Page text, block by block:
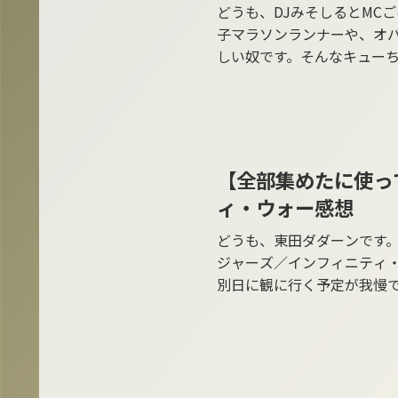
どうも、DJみそしるとMC
子マラソンランナーや、オ
しい奴です。そんなキュー
【全部集めたに使
ィ・ウォー感想
どうも、東田ダダーンです
ジャーズ／インフィニティ
別日に観に行く予定が我慢